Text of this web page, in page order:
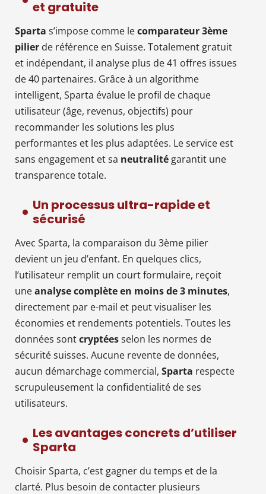
et gratuite
Sparta s’impose comme lecomparateur 3ème
pilier de référence en Suisse. Totalement gratuit
et indépendant, il analyse plus de 41 offres issues
de 40 partenaires. Grâce à un algorithme
intelligent, Sparta évalue le profil de chaque
utilisateur (âge, revenus, objectifs) pour
recommander les solutions les plus
performantes et les plus adaptées. Le service est
sans engagement et sa neutralité garantit une
transparence totale.
Un processus ultra-rapide et
sécurisé
Avec Sparta, la comparaison du 3ème pilier
devient un jeu d’enfant. En quelques clics,
l’utilisateur remplit un court formulaire, reçoit
uneanalyse complète en moins de 3 minutes,
directement par e-mail et peut visualiser les
économies et rendements potentiels. Toutes les
données sontcryptéesselon les normes de
sécurité suisses. Aucune revente de données,
aucun démarchage commercial, Sparta respecte
scrupuleusement la confidentialité de ses
utilisateurs.
Les avantages concrets d’utiliser
Sparta
Choisir Sparta, c’est gagner du temps et de la
clarté. Plus besoin de contacter plusieurs